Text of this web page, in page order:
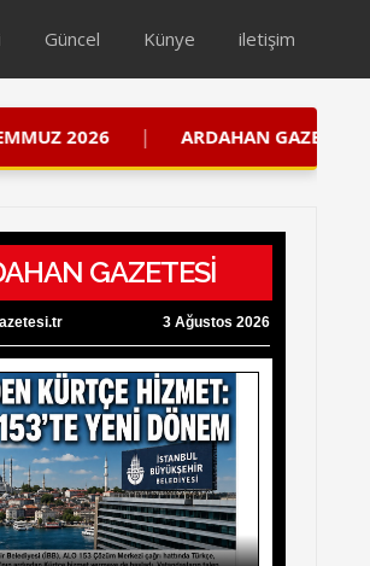
Güncel Künye iletişim
| ARDAHAN GAZETESI TEMMUZ 2026
GAZETESİ
3 Ağustos 2026